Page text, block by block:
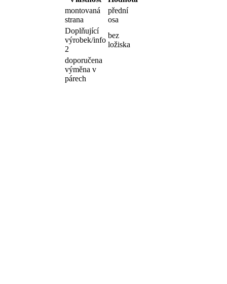
montovaná
strana
přední
osa
Doplňující
výrobek/info
2
bez
ložiska
doporučena
výměna v
párech